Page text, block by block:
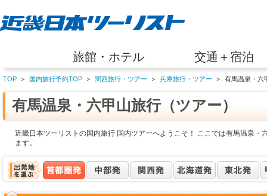
旅館・ホテル 交通＋宿泊
TOP ＞ 国内旅行予約TOP ＞ 関西旅行・ツアー ＞ 兵庫旅行・ツアー ＞ 有馬温泉・六
有馬温泉・六甲山旅行（ツアー）
近畿日本ツーリストの国内旅行 国内ツアーへようこそ！ ここでは有馬温泉・
ます。